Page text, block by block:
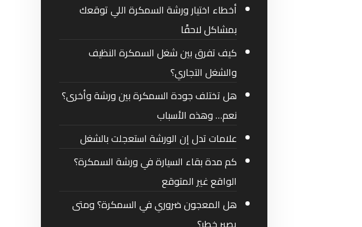
أخطاء اختيار ورشة السمكرة اللي توقعك
بمشاكل لاحقًا
كيف تفرق بين شغل السمكرة النظيف
والشغل التجاري؟
هل تختلف جودة السمكرة بين ورشة وأخرى؟
نعم… وهذه الأسباب
علامات تدل إن الورشة استعجلت بالشغل
كم مدة بقاء السيارة في ورشة السمكرة؟
الواقع غير المتوقع
هل المعجون ضروري في السمكرة؟ ومتى